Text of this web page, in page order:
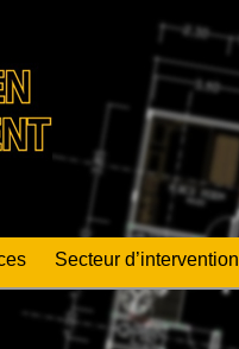
Secteur d’intervention